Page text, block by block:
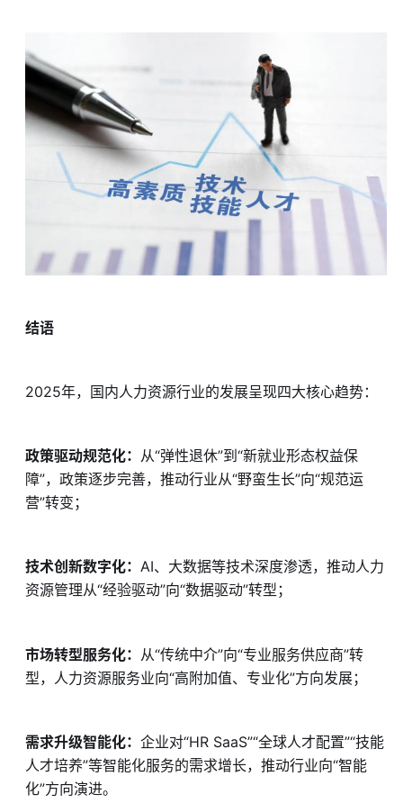
结语
2025年，国内人力资源行业的发展呈现四大核心趋势：
政策驱动规范化： 从“弹性退休”到“新就业形态权益保
障”，政策逐步完善，推动行业从“野蛮生长”向“规范运
营”转变；
技术创新数字化： AI、大数据等技术深度渗透，推动人力
资源管理从“经验驱动”向“数据驱动”转型；
市场转型服务化： 从“传统中介”向“专业服务供应商”转
型，人力资源服务业向“高附加值、专业化”方向发展；
需求升级智能化： 企业对“HR SaaS”“全球人才配置”“技能
人才培养”等智能化服务的需求增长，推动行业向“智能
化”方向演进。